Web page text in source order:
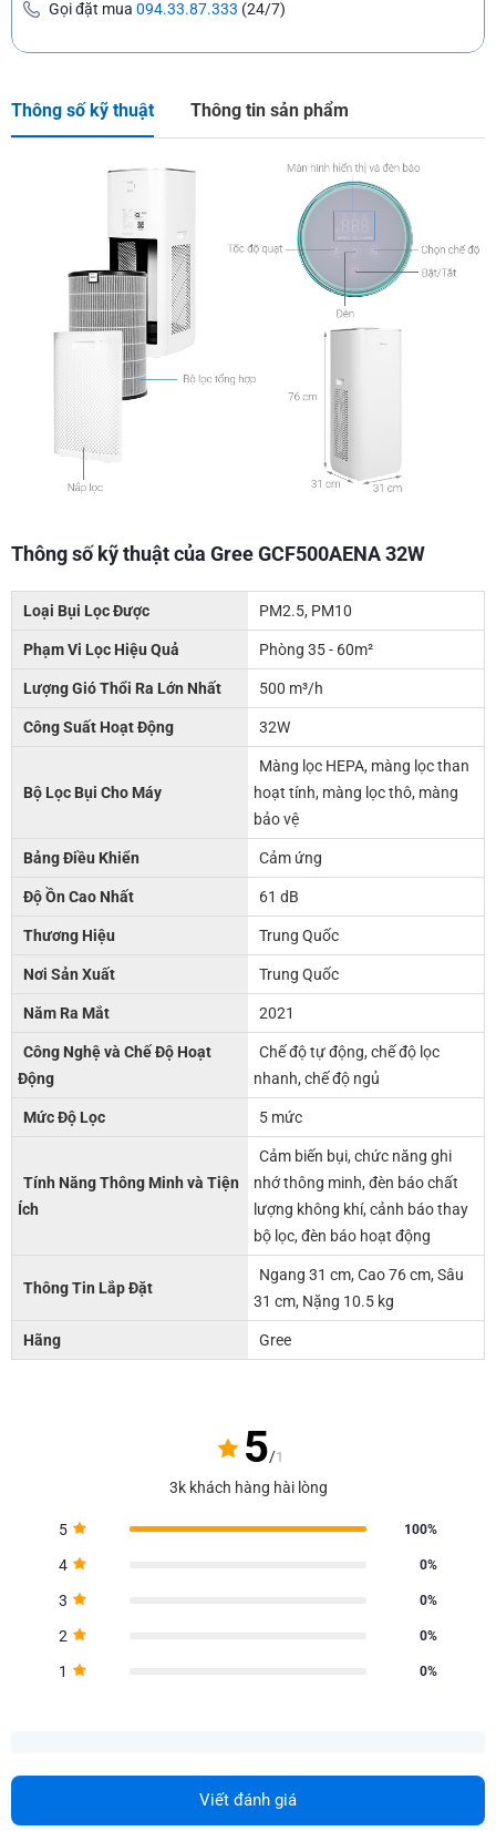
Gọi đặt mua 094.33.87.333 (24/7)
Thông số kỹ thuật Thông tin sản phẩm
Thông số kỹ thuật của Gree GCF500AENA 32W
Loại Bụi Lọc Được PM2.5, PM10
Phạm Vi Lọc Hiệu Quả Phòng 35 - 60m²
Lượng Gió Thổi Ra Lớn Nhất 500 m³/h
Công Suất Hoạt Động 32W
Bộ Lọc Bụi Cho Máy
Màng lọc HEPA, màng lọc than
hoạt tính, màng lọc thô, màng
bảo vệ
Bảng Điều Khiển Cảm ứng
Độ Ồn Cao Nhất 61 dB
Thương Hiệu Trung Quốc
Nơi Sản Xuất Trung Quốc
Năm Ra Mắt 2021
Công Nghệ và Chế Độ Hoạt
Động
Chế độ tự động, chế độ lọc
nhanh, chế độ ngủ
Mức Độ Lọc 5 mức
Tính Năng Thông Minh và Tiện
Ích
Cảm biến bụi, chức năng ghi
nhớ thông minh, đèn báo chất
lượng không khí, cảnh báo thay
bộ lọc, đèn báo hoạt động
Thông Tin Lắp Đặt
Ngang 31 cm, Cao 76 cm, Sâu
31 cm, Nặng 10.5 kg
Hãng Gree
5/1
3k khách hàng hài lòng
5 100%
4 0%
3 0%
2 0%
1 0%
Viết đánh giá